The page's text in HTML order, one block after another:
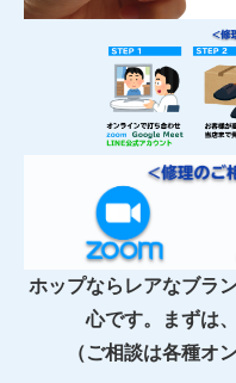
ホップならレアなブラ
心です。まずは
（ご相談は各種オ